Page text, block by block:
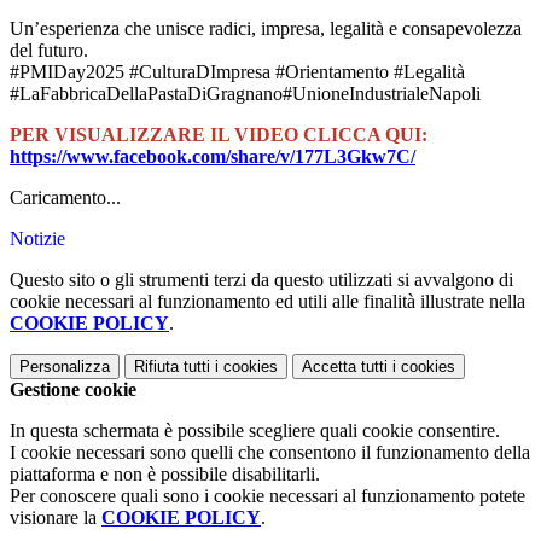
Un’esperienza che unisce radici, impresa, legalità e consapevolezza
del futuro.
#PMIDay2025 #CulturaDImpresa #Orientamento #Legalità
#LaFabbricaDellaPastaDiGragnano#UnioneIndustrialeNapoli
PER VISUALIZZARE IL VIDEO CLICCA QUI:
https://www.facebook.com/share/v/177L3Gkw7C/
Caricamento...
Notizie
Questo sito o gli strumenti terzi da questo utilizzati si avvalgono di
cookie necessari al funzionamento ed utili alle finalità illustrate nella
COOKIE POLICY.
Personalizza Rifiuta tutti i cookies Accetta tutti i cookies
Gestione cookie
In questa schermata è possibile scegliere quali cookie consentire.
I cookie necessari sono quelli che consentono il funzionamento della
piattaforma e non è possibile disabilitarli.
Per conoscere quali sono i cookie necessari al funzionamento potete
visionare la COOKIE POLICY.